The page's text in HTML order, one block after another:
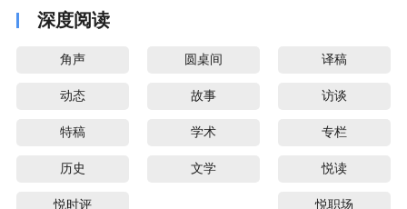
深度阅读
角声 圆桌间 译稿
动态 故事 访谈
特稿 学术 专栏
历史 文学 悦读
悦时评 悦职场